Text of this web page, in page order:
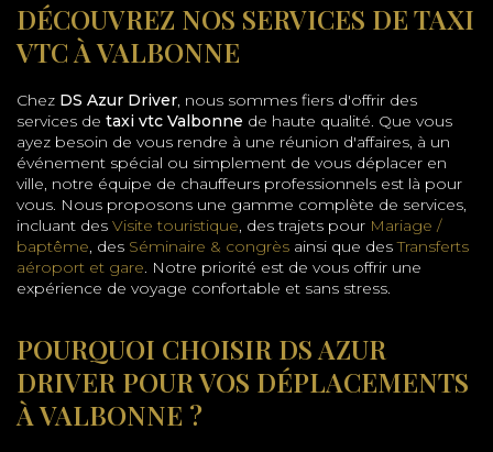
DÉCOUVREZ NOS SERVICES DE TAXI
VTC À VALBONNE
Chez DS Azur Driver, nous sommes fiers d'offrir des
services de taxi vtc Valbonne de haute qualité. Que vous
ayez besoin de vous rendre à une réunion d'affaires, à un
événement spécial ou simplement de vous déplacer en
ville, notre équipe de chauffeurs professionnels est là pour
vous. Nous proposons une gamme complète de services,
incluant des Visite touristique, des trajets pour Mariage /
baptême, des Séminaire & congrès ainsi que desTransferts
aéroport et gare. Notre priorité est de vous offrir une
expérience de voyage confortable et sans stress.
POURQUOI CHOISIR DS AZUR
DRIVER POUR VOS DÉPLACEMENTS
À VALBONNE ?